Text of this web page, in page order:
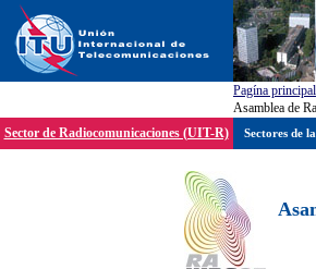
Pagína principal
Asamblea de
Sector de Radiocomunicaciones (UIT-R)
Sectores de